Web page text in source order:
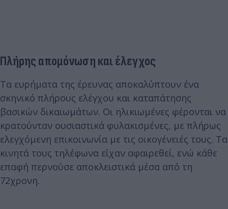
Πλήρης απομόνωση και έλεγχος
Τα ευρήματα της έρευνας αποκαλύπτουν ένα
σκηνικό πλήρους ελέγχου και καταπάτησης
βασικών δικαιωμάτων. Οι ηλικιωμένες φέρονται να
κρατούνταν ουσιαστικά φυλακισμένες, με πλήρως
ελεγχόμενη επικοινωνία με τις οικογένειές τους. Τα
κινητά τους τηλέφωνα είχαν αφαιρεθεί, ενώ κάθε
επαφή περνούσε αποκλειστικά μέσα από τη
72χρονη.